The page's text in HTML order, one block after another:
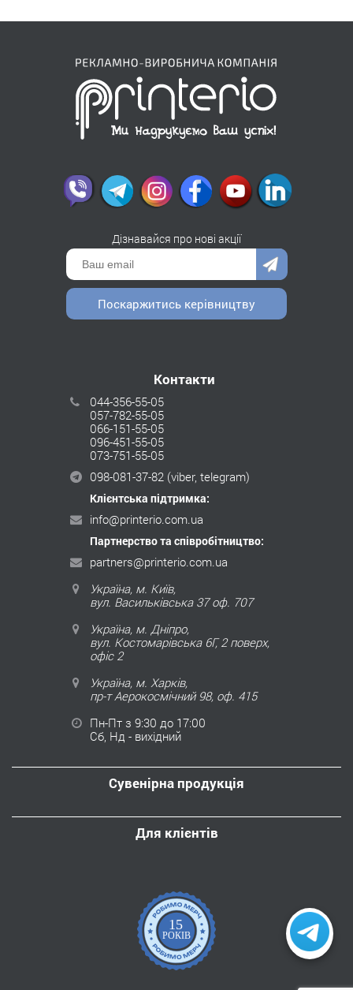
Дізнавайся про нові акції
Поскаржитись керівництву
Контакти
044-356-55-05
057-782-55-05
066-151-55-05
096-451-55-05
073-751-55-05
098-081-37-82 (viber, telegram)
Клієнтська підтримка:
info@printerio.com.ua
Партнерство та співробітництво:
partners@printerio.com.ua
Україна, м. Київ,
вул. Васильківська 37 оф. 707
Україна, м. Дніпро,
вул. Костомарівська 6Г, 2 поверх,
офіс 2
Україна, м. Харків,
пр-т Аерокосмічний 98, оф. 415
Пн-Пт з 9:30 до 17:00
Сб, Нд - вихідний
Сувенірна продукція
Для клієнтів
15
РОКІВ